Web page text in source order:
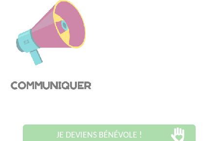
JE DEVIENS BÉNÉVOLE !